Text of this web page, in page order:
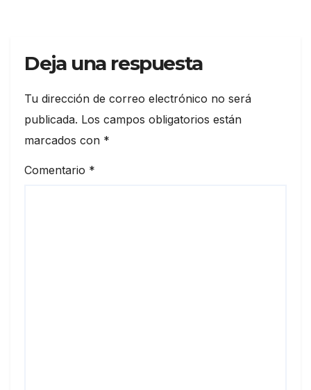
Deja una respuesta
Tu dirección de correo electrónico no será
publicada. Los campos obligatorios están
marcados con *
Comentario *